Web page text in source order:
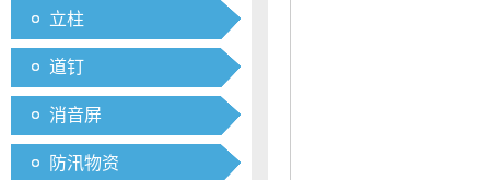
立柱
道钉
消音屏
防汛物资